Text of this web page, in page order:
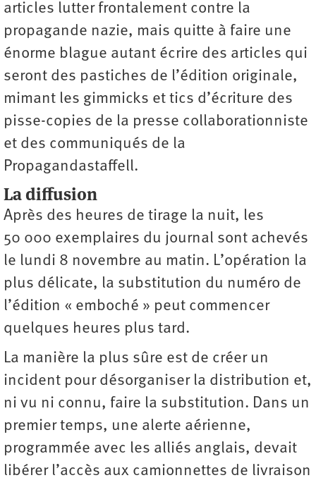
articles lutter frontalement contre la
propagande nazie, mais quitte à faire une
énorme blague autant écrire des articles qui
seront des pastiches de l’édition originale,
mimant les gimmicks et tics d’écriture des
pisse-copies de la presse collaborationniste
et des communiqués de la
Propagandastaffell.
La diffusion
Après des heures de tirage la nuit, les
50 000 exemplaires du journal sont achevés
le lundi 8 novembre au matin. L’opération la
plus délicate, la substitution du numéro de
l’édition « emboché » peut commencer
quelques heures plus tard.
La manière la plus sûre est de créer un
incident pour désorganiser la distribution et,
ni vu ni connu, faire la substitution. Dans un
premier temps, une alerte aérienne,
programmée avec les alliés anglais, devait
libérer l’accès aux camionnettes de livraison